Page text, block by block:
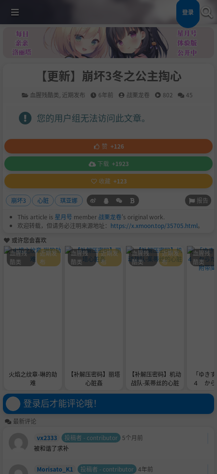
登录
【更新】崩坏3冬之公主掏心
血腥残酷类 近期发布 6年前 战栗龙卷 802 45
您的用户组无法访问此文章。
赞 +126
下载 +1923
收藏 +123
崩坏3 心脏 琪亚娜 报告
This article is 星月号 member 战栗龙卷's original work.
欢迎转载，但请务必注明来源地址： https://x.xmoon.top/35705.html。
或许您会喜欢
火焰之纹章-琳的劫
难
血腥残
酷类
近期发
布
【补解压密码】丽塔
心脏姦
血腥残
酷类
近期发
布
【补解压密码】机动
战队-茱蒂丝的心脏
血腥残
酷类
近期发
布
「ゆき
４ から
血腥残
酷类
登录后才能评论哦！
最新评论
vx2333
投稿者 - contributor 5个月前
被和谐了求补
Morisato_K1 投稿者 - contributor 4年前